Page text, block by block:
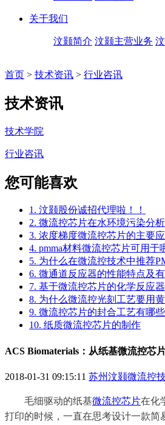
关于我们
汶颢简介 汶颢主营业务
首页 > 技术资讯 > 行业咨讯
技术资讯
技术学院
行业咨讯
您可能喜欢
1. 汶颢股份诚招代理啦！！
2. 微流控芯片在水环境污染分
3. 浓度梯度微流控芯片的主要
4. pmma材料微流控芯片可用于
5. 为什么在微流控技术中推荐
6. 微通道反应器的性能特点及
7. 基于微流控芯片的化学反应
8. 为什么微流控光刻工艺要用
9. 微流控芯片的封合工艺有哪些
10. 纸质微流控芯片的制作
ACS Biomaterials：从纸基微流控芯
2018-01-31 09:15:11 苏州汶颢微流控
毛细驱动的纸基微流控芯片在化
打印的时候，一直在思考设计一款